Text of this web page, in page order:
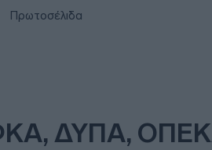
Πρωτοσέλιδα
ΔΥΠΑ,